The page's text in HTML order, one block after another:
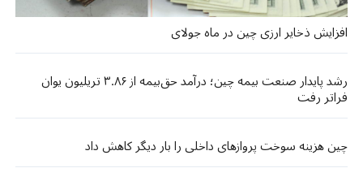
افزایش ذخایر ارزی چین در ماه جولای
رشد پایدار صنعت بیمه چین؛ درآمد حق‌بیمه از ۳.۸۶ تریلیون یوان
فراتر رفت
چین هزینه سوخت پروازهای داخلی را بار دیگر کاهش داد